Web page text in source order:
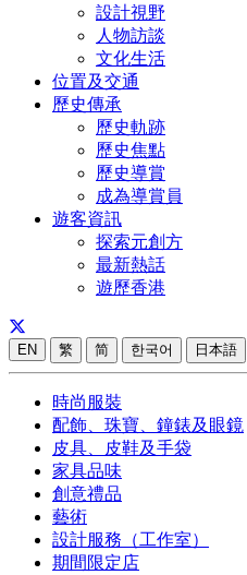
設計視野
人物訪談
文化生活
位置及交通
歷史傳承
歷史軌跡
歷史焦點
歷史導賞
成為導賞員
遊客資訊
探索元創方
最新熱話
遊歷香港
EN 繁 简 한국어 日本語
時尚服裝
配飾、珠寶、鐘錶及眼鏡
皮具、皮鞋及手袋
家具品味
創意禮品
藝術
設計服務（工作室）
期間限定店